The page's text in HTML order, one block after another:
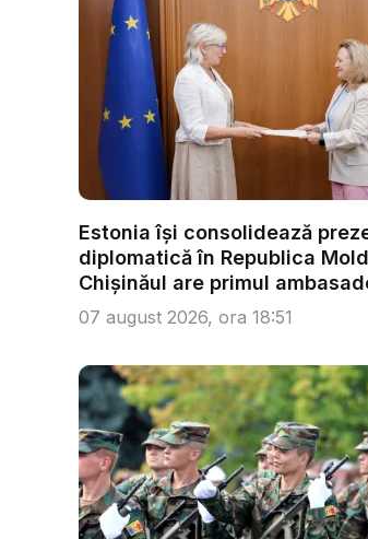
Estonia își consolidează
diplomatică în Republica
Chișinăul are primul
...
07 august 2026, ora 18:51